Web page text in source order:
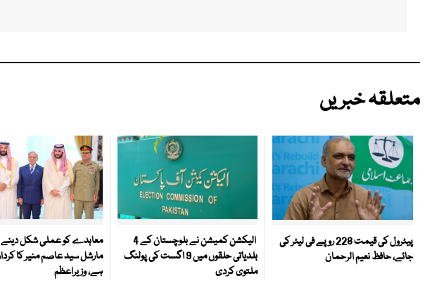
متعلقہ خبریں
پیٹرول کی قیمت 228 روپے فی لیٹر کی
جائے، حافظ نعیم الرحمان
الیکشن کمیشن نے بلوچستان کے 4
بلدیاتی حلقوں میں 9 اگست کی پولنگ
ملتوی کردی
معاہدے کو عملی شکل دینے
مارشل سید عاصم منیر کا
ہے، وزیراعظم